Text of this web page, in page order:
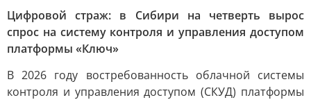
Цифровой страж: в Сибири на четверть вырос
спрос на систему контроля и управления доступом
платформы «Ключ»
В 2026 году востребованность облачной системы
контроля и управления доступом (СКУД) платформы